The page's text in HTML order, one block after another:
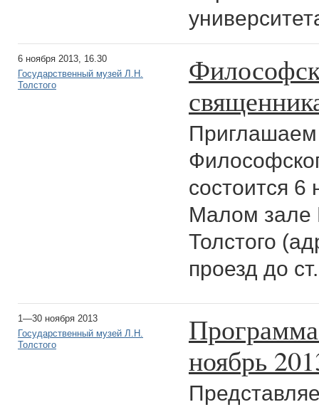
6 ноября 2013, 16.30
Государственный музей Л.Н.
Толстого
Приглашаем
состоится 6
Малом зале
Толстого
проезд до
1—30 ноября 2013
Государственный музей Л.Н.
Толстого
ноябрь